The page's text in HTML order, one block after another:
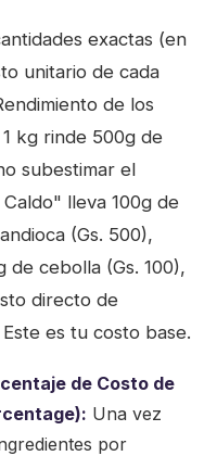
exactas (en
unitario de cada
de los
kg rinde 500g de
subestimar el
lleva 100g de
(Gs. 500),
de cebolla (Gs. 100),
directo de
es tu costo base.
de Costo de
Una vez
por